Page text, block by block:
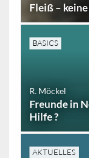
Fleiß –
BASICS
R. Möckel
Freunde in
Hilfe ?
AKTUELLES